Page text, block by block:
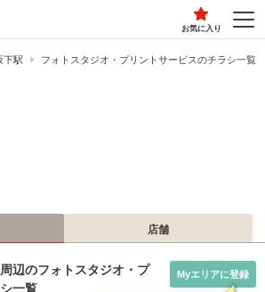
お気に入り
下駅 フォトスタジオ・プリントサービスのチラシ一覧
店舗
辺のフォトスタジオ・プ
一覧
Myエリアに登録